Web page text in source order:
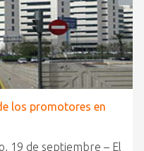
los promotores en
19 de septiembre – El